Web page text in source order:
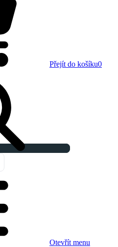
Přejít do košíku0
Otevřít menu